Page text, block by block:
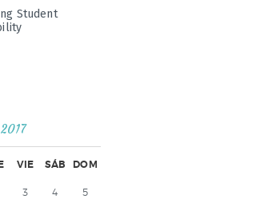
Student
VIE SÁB DOM
3 4
5